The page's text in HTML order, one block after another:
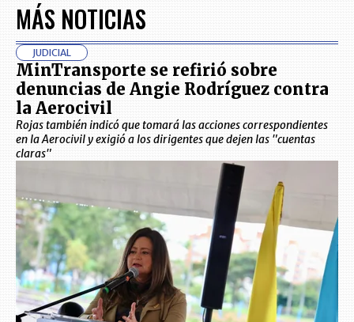
MÁS NOTICIAS
JUDICIAL
MinTransporte se refirió sobre
denuncias de Angie Rodríguez contra
la Aerocivil
Rojas también indicó que tomará las acciones correspondientes
en la Aerocivil y exigió a los dirigentes que dejen las "cuentas
claras"